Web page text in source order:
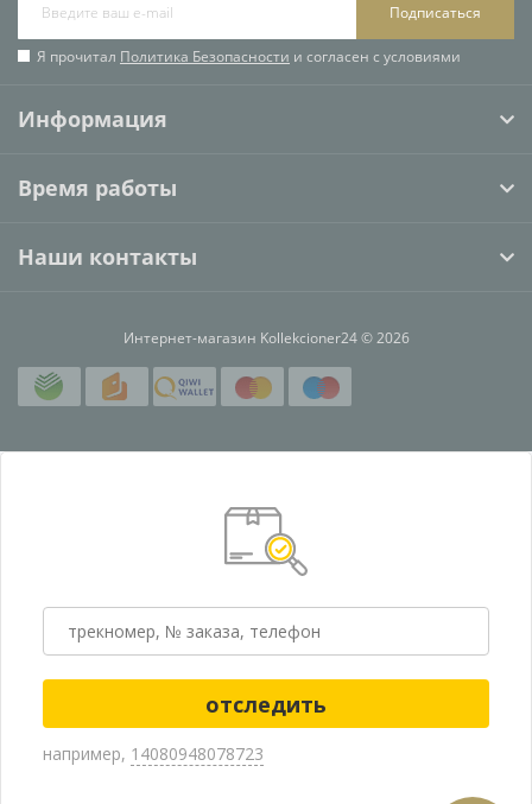
Подписаться
Я прочитал Политика Безопасности и согласен с условиями
Информация
Время работы
Наши контакты
Интернет-магазин Kollekcioner24 © 2026